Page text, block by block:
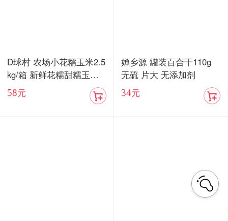
D球村 农场小花糯玉米2.5
kg/箱 新鲜花糯甜糯玉米
棒真空
58元
婵乡源 罐装百合干110g
无硫 片大 无添加剂
34元